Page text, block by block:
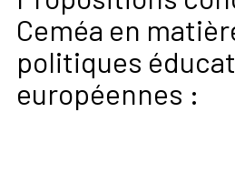
Ceméa en
politiques
européennes :